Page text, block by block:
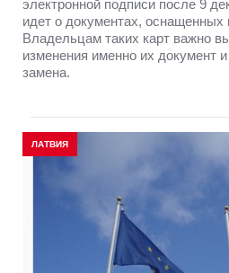
электронной подписи после 9
идет о документах,
Владельцам таких карт важно
изменения именно их документ
замена.
ЛАТВИЯ